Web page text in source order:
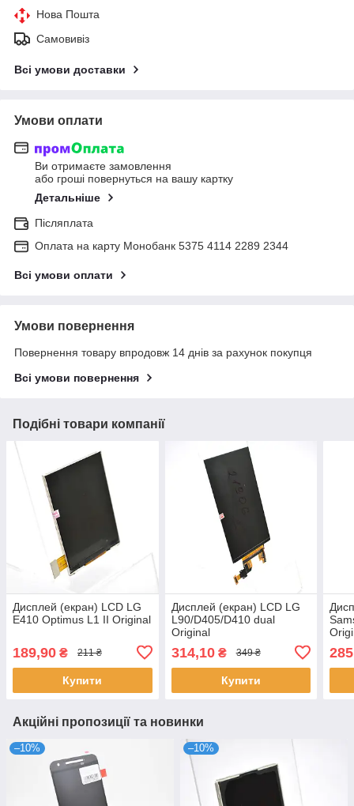
Нова Пошта
Самовивіз
Всі умови доставки
Умови оплати
Ви отримаєте замовлення
або гроші повернуться на вашу картку
Детальніше
Післяплата
Оплата на карту Монобанк 5375 4114 2289 2344
Всі умови оплати
Умови повернення
Повернення товару впродовж 14 днів за рахунок покупця
Всі умови повернення
Подібні товари компанії
Дисплей (екран) LCD LG
E410 Optimus L1 II Original
189,90 ₴ 211 ₴
Купити
Дисплей (екран) LCD LG
L90/D405/D410 dual
Original
314,10₴ 349 ₴
Купити
Акційні пропозиції та новинки
–10% –10%